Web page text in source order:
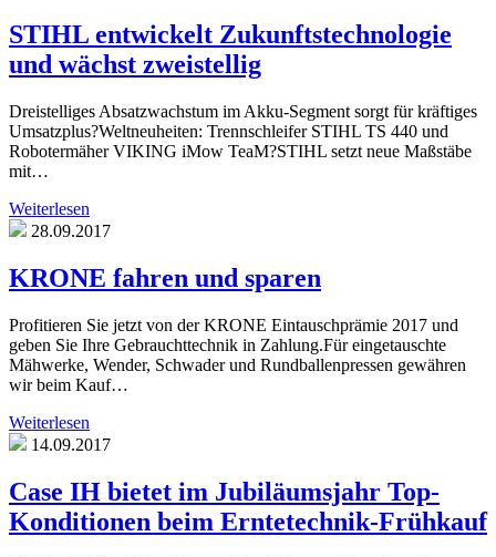
STIHL entwickelt Zukunftstechnologie
und wächst zweistellig
Dreistelliges Absatzwachstum im Akku-Segment sorgt für kräftiges
Umsatzplus?Weltneuheiten: Trennschleifer STIHL TS 440 und
Robotermäher VIKING iMow TeaM?STIHL setzt neue Maßstäbe
mit…
Weiterlesen
28.09.2017
KRONE fahren und sparen
Profitieren Sie jetzt von der KRONE Eintauschprämie 2017 und
geben Sie Ihre Gebrauchttechnik in Zahlung.Für eingetauschte
Mähwerke, Wender, Schwader und Rundballenpressen gewähren
wir beim Kauf…
Weiterlesen
14.09.2017
Case IH bietet im Jubiläumsjahr Top-
Konditionen beim Erntetechnik-Frühkauf